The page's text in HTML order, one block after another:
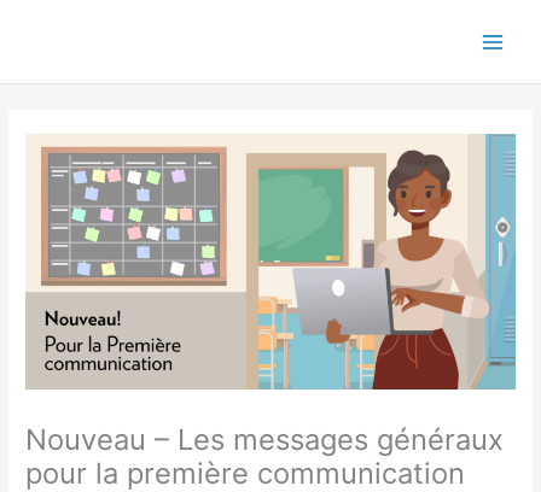
Nouveau – Les messages généraux
pour la première communication